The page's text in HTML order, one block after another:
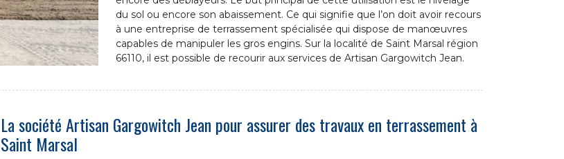
du sol ou encore son abaissement. Ce qui signifie que l’on doit avoir recours
à une entreprise de terrassement spécialisée qui dispose de manœuvres
capables de manipuler les gros engins. Sur la localité de Saint Marsal région
66110, il est possible de recourir aux services de Artisan Gargowitch Jean.
La société Artisan Gargowitch Jean pour assurer des travaux en terrassement à
Saint Marsal